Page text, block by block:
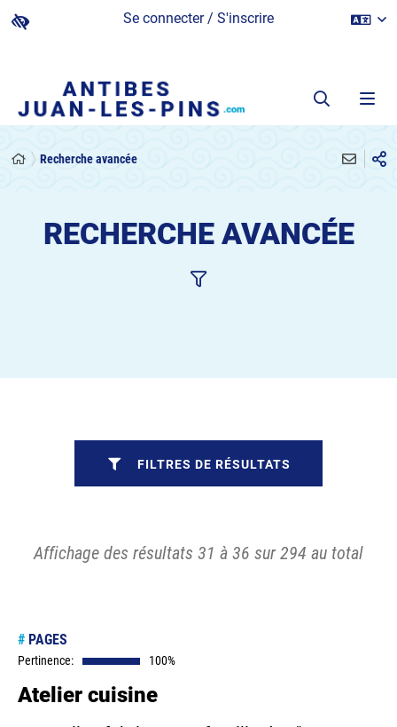
Se connecter / S'inscrire
Recherche avancée
RECHERCHE AVANCÉE
Affichage des résultats 31 à 36 sur 294 au total
# PAGES
Pertinence: 100%
Atelier cuisine
FILTRES DE RÉSULTATS